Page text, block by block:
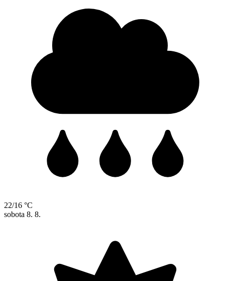
22/16 °C
sobota 8. 8.